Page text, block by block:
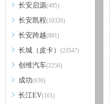
长安启源(495)
长安凯程(10326)
长安跨越(881)
长城（皮卡） (23547)
创维汽车(2256)
成功(636)
长江EV(161)